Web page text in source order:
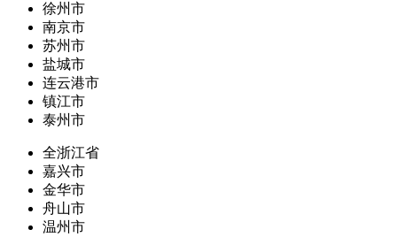
徐州市
南京市
苏州市
盐城市
连云港市
镇江市
泰州市
全浙江省
嘉兴市
金华市
舟山市
温州市